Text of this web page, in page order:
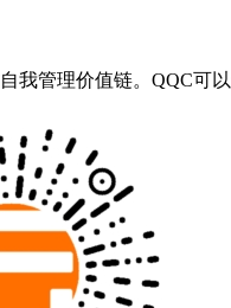
我管理价值链。QQC